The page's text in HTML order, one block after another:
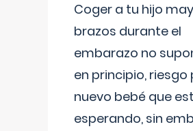
Coger a tu hijo
brazos durante el
embarazo no
en principio, riesgo
nuevo bebé que
esperando, sin